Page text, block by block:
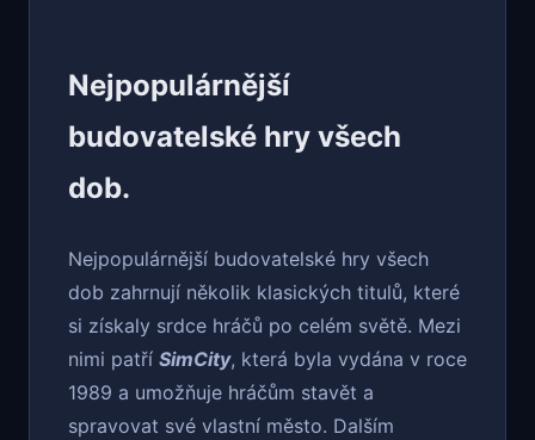
Nejpopulárnější
budovatelské hry všech
dob.
Nejpopulárnější budovatelské hry všech
dob zahrnují několik klasických titulů, které
si získaly srdce hráčů po celém světě. Mezi
nimi patří SimCity, která byla vydána v roce
1989 a umožňuje hráčům stavět a
spravovat své vlastní město. Dalším